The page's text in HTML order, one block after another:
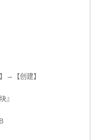
→【创建】
』
B